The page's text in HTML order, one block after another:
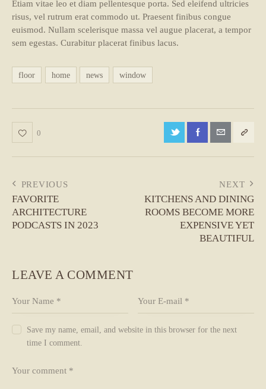
Etiam vitae leo et diam pellentesque porta. Sed eleifend ultricies
risus, vel rutrum erat commodo ut. Praesent finibus congue
euismod. Nullam scelerisque massa vel augue placerat, a tempor
sem egestas. Curabitur placerat finibus lacus.
floor home news window
0
POST
NAVIGATION
PREVIOUS
FAVORITE
ARCHITECTURE
PODCASTS IN 2023
NEXT
KITCHENS AND DINING
ROOMS BECOME MORE
EXPENSIVE YET
BEAUTIFUL
LEAVE A COMMENT
Save my name, email, and website in this browser for the next
time I comment.